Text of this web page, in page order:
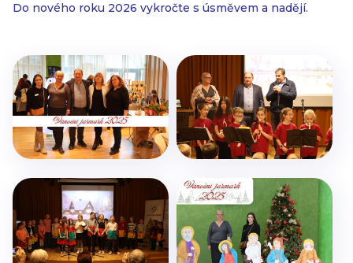
Do nového roku 2026 vykročte s úsměvem a nadějí.